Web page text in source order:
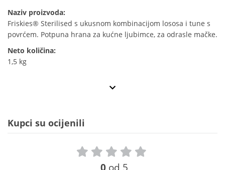
Naziv proizvoda:
Friskies® Sterilised s ukusnom kombinacijom lososa i tune s
povrćem. Potpuna hrana za kućne ljubimce, za odrasle mačke.
Neto količina:
1,5 kg
Kupci su ocijenili